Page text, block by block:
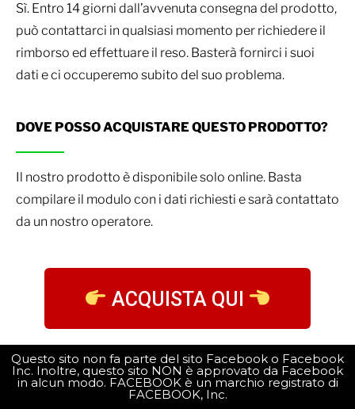
Sì. Entro 14 giorni dall’avvenuta consegna del prodotto,
può contattarci in qualsiasi momento per richiedere il
rimborso ed effettuare il reso. Basterà fornirci i suoi
dati e ci occuperemo subito del suo problema.
DOVE POSSO ACQUISTARE QUESTO PRODOTTO?
Il nostro prodotto è disponibile solo online. Basta
compilare il modulo con i dati richiesti e sarà contattato
da un nostro operatore.
ACQUISTA QUI
Questo sito non fa parte del sito Facebook o Facebook
Inc. Inoltre, questo sito NON è approvato da Facebook
in alcun modo. FACEBOOK è un marchio registrato di
FACEBOOK, Inc.